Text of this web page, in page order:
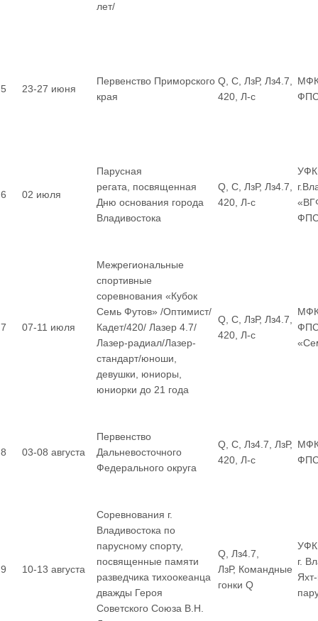
лет/
5 23-27 июня
Первенство Приморского
края
Q, С, ЛзР, Лз4.7,
420, Л-с
6 02 июля
Парусная
регата, посвященная
Дню основания города
Владивостока
Q, С, ЛзР, Лз4.7,
420, Л-с
7 07-11 июля
Межрегиональные
спортивные
соревнования «Кубок
Семь Футов» /Оптимист/
Кадет/420/ Лазер 4.7/
Лазер-радиал/Лазер-
стандарт/юноши,
девушки, юниоры,
юниорки до 21 года
Q, С, ЛзР, Лз4.7,
420, Л-с
8 03-08 августа
Первенство
Дальневосточного
Федерального округа
Q, С, Лз4.7, ЛзР,
420, Л-с
9 10-13 августа
Соревнования г.
Владивостока по
парусному спорту,
посвященные памяти
разведчика тихоокеанца
дважды Героя
Советского Союза В.Н.
Q, Лз4.7,
ЛзР, Командные
гонки Q
г.